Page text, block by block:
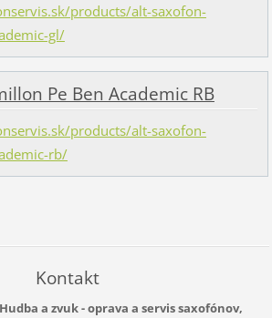
products/alt-saxofon-
gl/
Pe Ben Academic RB
products/alt-saxofon-
rb/
Kontakt
a zvuk - oprava a servis saxofónov,